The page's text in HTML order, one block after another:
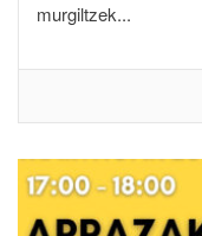
murgiltzek...